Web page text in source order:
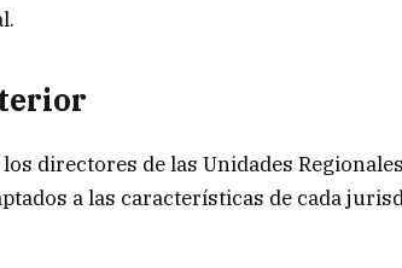
directores de las Unidades
a las características de cada